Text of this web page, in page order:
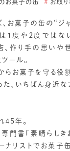
お菓子の缶 # お取
、お菓子の缶の“ジ
は1度や2度ではな
、作り手の思いや
ール。
お菓子を守る役割
、いちばん身近な
45年。
門書「素晴らしき
ナリストでお菓子